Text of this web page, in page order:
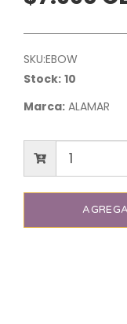
SKU:EBOW
Stock: 10
Marca: ALAMAR